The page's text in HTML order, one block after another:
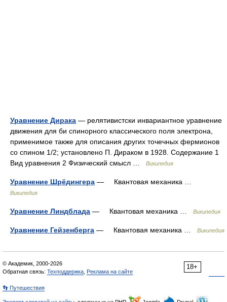
Уравнение Дирака — релятивистски инвариантное уравнение
движения для би спинорного классического поля электрона,
применимое также для описания других точечных фермионов
со спином 1/2; установлено П. Дираком в 1928. Содержание 1
Вид уравнения 2 Физический смысл …
Википедия
Уравнение Шрёдингера — Квантовая механика …
Википедия
Уравнение Линдблада — Квантовая механика … Википедия
Уравнение Гейзенберга — Квантовая механика … Википедия
18+
© Академик, 2000-2026
Обратная связь: Техподдержка Реклама на сайте
👣 Путешествия